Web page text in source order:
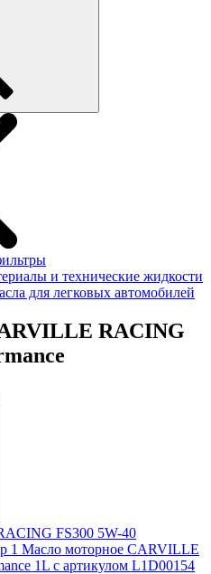
и технические жидкости
для легковых автомобилей
RACING
FS300 5W-40
1 Масло моторное CARVILLE
1L с артикулом L1D00154